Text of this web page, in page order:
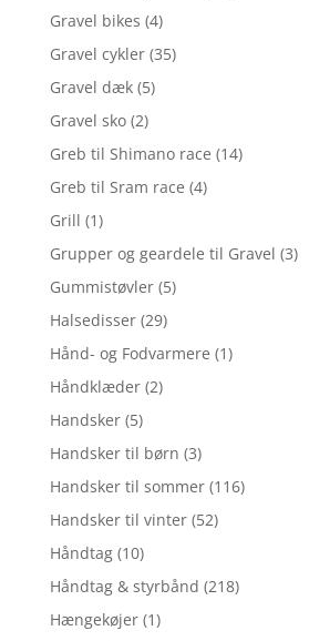
Gravel bikes (4)
Gravel cykler (35)
Gravel dæk (5)
Gravel sko (2)
Greb til Shimano race (14)
Greb til Sram race (4)
Grill (1)
Grupper og geardele til Gravel (3)
Gummistøvler (5)
Halsedisser (29)
Hånd- og Fodvarmere (1)
Håndklæder (2)
Handsker (5)
Handsker til børn (3)
Handsker til sommer (116)
Handsker til vinter (52)
Håndtag (10)
Håndtag & styrbånd (218)
Hængekøjer (1)